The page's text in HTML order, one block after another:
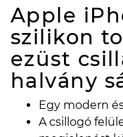
Apple
szilikon
ezüst
halvány
Egy modern
A csillogó